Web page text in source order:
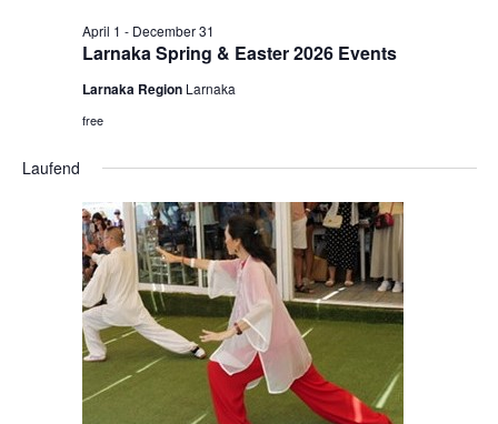
Larnaka Spring & Easter 2026 Events
April 1 - December 31
Larnaka Region Larnaka
free
Laufend